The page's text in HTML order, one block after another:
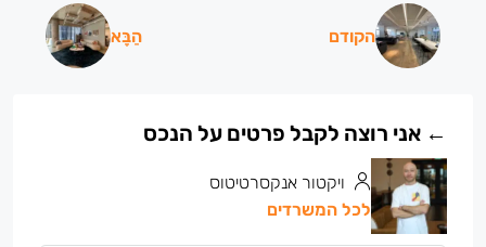
הקודם הַבָּא
ויקטור אנקסרטיטוס
לכל המשרדים